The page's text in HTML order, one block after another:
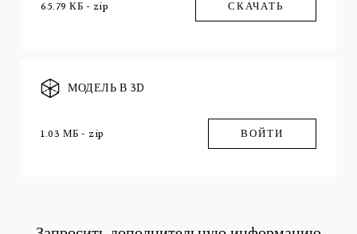
65.79 КБ - zip СКАЧАТЬ
МОДЕЛЬ В 3D
1.03 МБ - zip ВОЙТИ